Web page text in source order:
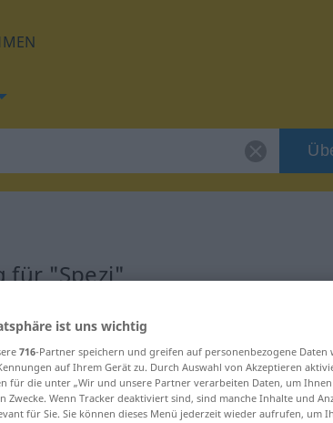
für "Spezi"
ist uns wichtig
716-Partner speichern und greifen auf personenbezogene Daten
auf Ihrem Gerät zu. Durch Auswahl von Akzeptieren
für die unter „Wir und unsere Partner verarbeiten Daten, um
Zwecke. Wenn Tracker deaktiviert sind, sind manche Inhalte und
für Sie. Sie können dieses Menü jederzeit wieder aufrufen, um